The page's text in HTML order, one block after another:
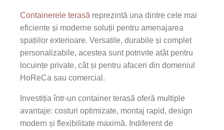
Containerele terasă reprezintă una dintre cele mai
eficiente și moderne soluții pentru amenajarea
spațiilor exterioare. Versatile, durabile și complet
personalizabile, acestea sunt potrivite atât pentru
locuințe private, cât și pentru afaceri din domeniul
HoReCa sau comercial.
Investiția într-un container terasă oferă multiple
avantaje: costuri optimizate, montaj rapid, design
modern și flexibilitate maximă. Indiferent de